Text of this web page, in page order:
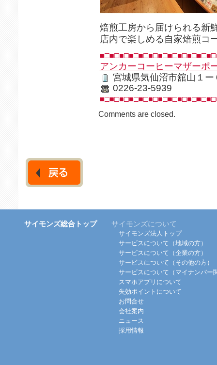
焙煎工房から届けられる新
店内で楽しめる自家焙煎コ
アンカーコーヒーマザーポ
宮城県気仙沼市舘山１ー
0226-23-5939
Comments are closed.
サイモンズ総合トップ サイモンズについて
サイモンズ法人トップ
サービスについて（地域の方）
サービスについて（企業の方）
サービスについて（その他の方）
サービスについて（マイナンバー
スマホアプリについて
失効ポイントについて
お問合せ
会社案内
ニュース
採用情報